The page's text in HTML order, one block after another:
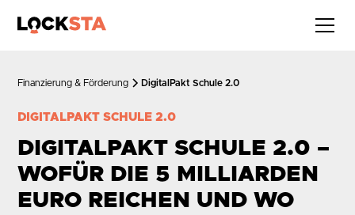
Finanzierung & Förderung DigitalPakt Schule 2.0
DIGITALPAKT SCHULE 2.0
DIGITALPAKT SCHULE 2.0 –
WOFÜR DIE 5 MILLIARDEN
EURO REICHEN UND WO